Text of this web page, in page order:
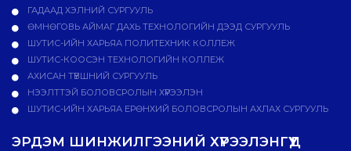
ГАДААД ХЭЛНИЙ СУРГУУЛЬ
ӨМНӨГОВЬ АЙМАГ ДАХЬ ТЕХНОЛОГИЙН ДЭЭД СУРГУУЛЬ
ШУТИС-ИЙН ХАРЬЯА ПОЛИТЕХНИК КОЛЛЕЖ
ШУТИС-КООСЭН ТЕХНОЛОГИЙН КОЛЛЕЖ
АХИСАН ТҮВШНИЙ СУРГУУЛЬ
НЭЭЛТТЭЙ БОЛОВСРОЛЫН ХҮРЭЭЛЭН
ШУТИС-ИЙН ХАРЬЯА ЕРӨНХИЙ БОЛОВСРОЛЫН АХЛАХ СУРГУУЛЬ
ЭРДЭМ ШИНЖИЛГЭЭНИЙ ХҮРЭЭЛЭНГҮҮД